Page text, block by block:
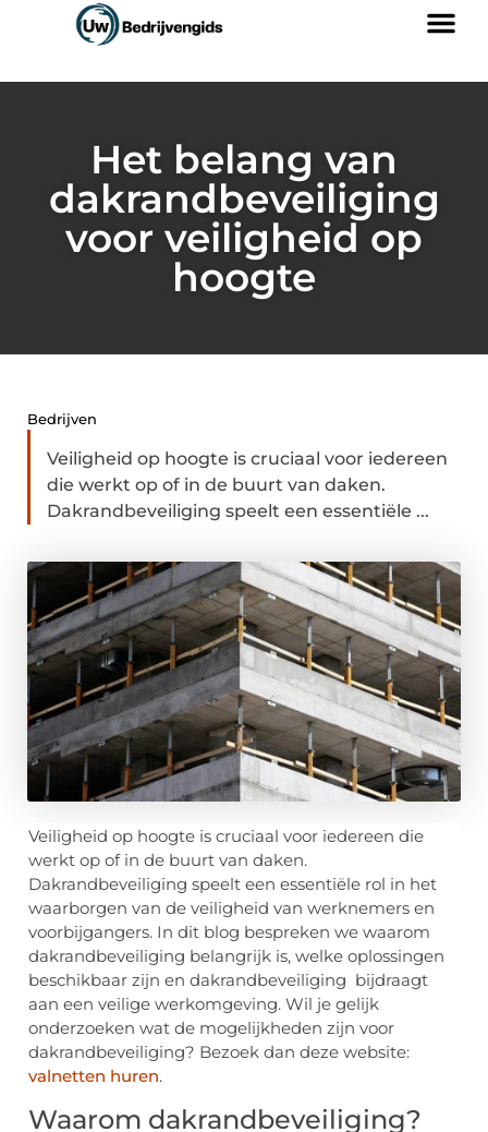
Het belang van
dakrandbeveiliging
voor veiligheid op
hoogte
Bedrijven
Veiligheid op hoogte is cruciaal voor iedereen
die werkt op of in de buurt van daken.
Dakrandbeveiliging speelt een essentiële ...
Veiligheid op hoogte is cruciaal voor iedereen die
werkt op of in de buurt van daken.
Dakrandbeveiliging speelt een essentiële rol in het
waarborgen van de veiligheid van werknemers en
voorbijgangers. In dit blog bespreken we waarom
dakrandbeveiliging belangrijk is, welke oplossingen
beschikbaar zijn en dakrandbeveiliging bijdraagt
aan een veilige werkomgeving. Wil je gelijk
onderzoeken wat de mogelijkheden zijn voor
dakrandbeveiliging? Bezoek dan deze website:
valnetten huren.
Waarom dakrandbeveiliging?